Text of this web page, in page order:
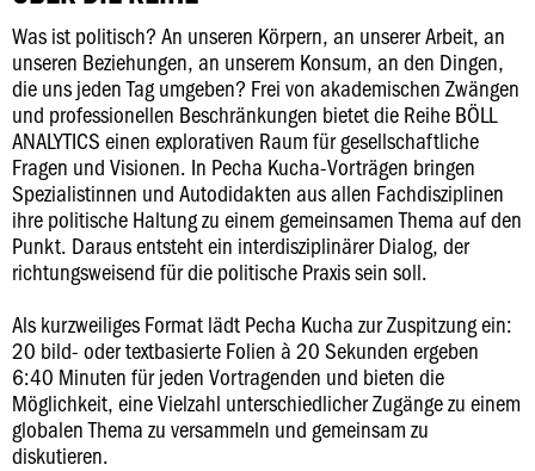
Was ist politisch? An unseren Körpern, an unserer Arbeit, an
unseren Beziehungen, an unserem Konsum, an den Dingen,
die uns jeden Tag umgeben? Frei von akademischen Zwängen
und professionellen Beschränkungen bietet die Reihe BÖLL
ANALYTICS einen explorativen Raum für gesellschaftliche
Fragen und Visionen. In Pecha Kucha-Vorträgen bringen
Spezialistinnen und Autodidakten aus allen Fachdisziplinen
ihre politische Haltung zu einem gemeinsamen Thema auf den
Punkt. Daraus entsteht ein interdisziplinärer Dialog, der
richtungsweisend für die politische Praxis sein soll.
Als kurzweiliges Format lädt Pecha Kucha zur Zuspitzung ein:
20 bild- oder textbasierte Folien à 20 Sekunden ergeben
6:40 Minuten für jeden Vortragenden und bieten die
Möglichkeit, eine Vielzahl unterschiedlicher Zugänge zu einem
globalen Thema zu versammeln und gemeinsam zu
diskutieren.